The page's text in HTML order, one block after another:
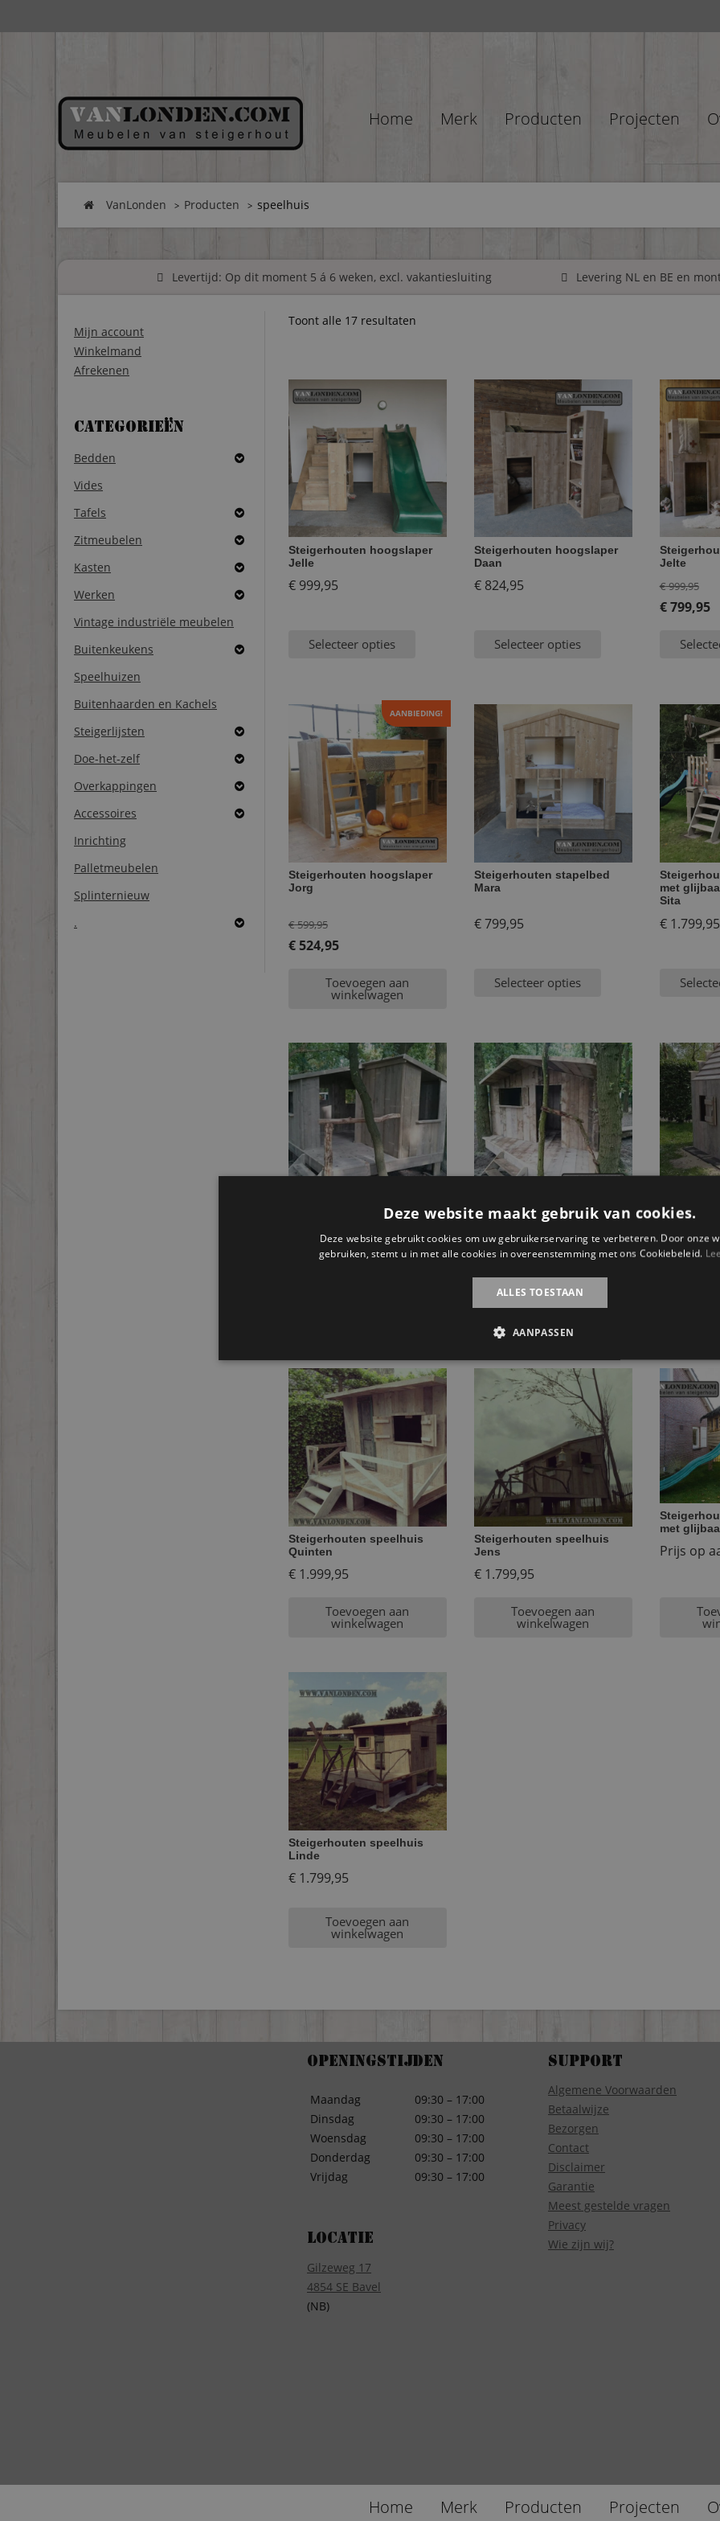
Home Merk Producten Projecten
VanLonden Producten speelhuis
Levertijd: Op dit moment 5 á 6 weken, excl. vakantiesluiting Levering NL en BE en
Mijn account
Winkelmand
Afrekenen
Categorieën
Bedden
Vides
Tafels
Zitmeubelen
Kasten
Werken
Vintage industriële meubelen
Buitenkeukens
Speelhuizen
Buitenhaarden en Kachels
Steigerlijsten
Doe-het-zelf
Overkappingen
Accessoires
Inrichting
Palletmeubelen
Splinternieuw
.
Toont alle 17 resultaten
Steigerhouten hoogslaper
Jelle
€999,95
Selecteer opties
Steigerhouten hoogslaper
Daan
€824,95
Selecteer opties
Jelte
€999,95
prijs
€
€799,95
prijs
AANBIEDING!
Steigerhouten hoogslaper
Jorg
€599,95Oorspronkelijke
prijs
€ 599,95.
€524,95
Toevoegen aan
winkelwagen
Steigerhouten stapelbed
Mara
€799,95
Selecteer opties
met
Sita
€1.799,95
Steigerhouten speelhuis
1.995,95
Steigerhouten speelhuis
€1.995,95
Toevoegen aan
€1.799,95
€
Steigerhouten speelhuis
Quinten
€1.999,95
Toevoegen aan
winkelwagen
Steigerhouten speelhuis
Jens
€1.799,95
Toevoegen aan
winkelwagen
met
Prijs op
Steigerhouten speelhuis
Linde
€1.799,95
Toevoegen aan
winkelwagen
Openingstijden
Maandag
Dinsdag
Woensdag
Donderdag
Vrijdag
09:30 – 17:00
09:30 – 17:00
09:30 – 17:00
09:30 – 17:00
09:30 – 17:00
Locatie
Gilzeweg 17
4854 SE Bavel
(NB)
Support
Algemene Voorwaarden
Betaalwijze
Bezorgen
Contact
Disclaimer
Garantie
Meest gestelde vragen
Privacy
Wie zijn wij?
Home Merk Producten Projecten
Deze website maakt gebruik van cookies.
Deze website gebruikt cookies om uw gebruikerservaring te verbeteren. Door onze
gebruiken, stemt u in met alle cookies in overeenstemming met ons Cookiebeleid.
ALLES TOESTAAN
AANPASSEN